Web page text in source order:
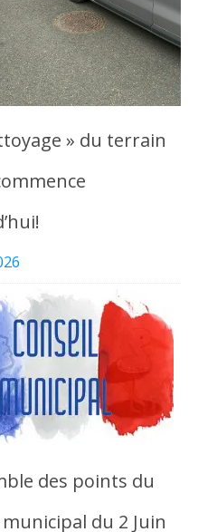
» du terrain
des points du
du 2 Juin